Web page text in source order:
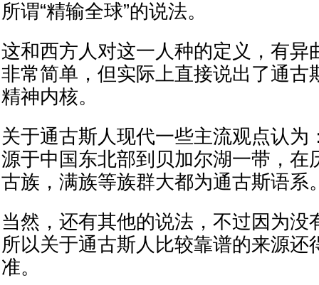
所谓“精输全球”的说法。
这和西方人对这一人种的定义，有异
非常简单，但实际上直接说出了通古
精神内核。
关于通古斯人现代一些主流观点认为
源于中国东北部到贝加尔湖一带，在
古族，满族等族群大都为通古斯语系
当然，还有其他的说法，不过因为没
所以关于通古斯人比较靠谱的来源还
准。